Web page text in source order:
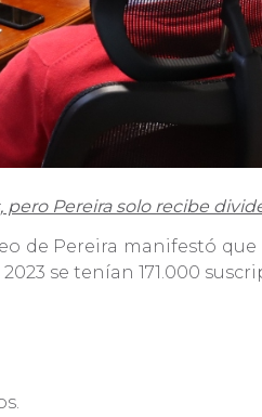
Pereira solo recibe
de Pereira manifestó
se tenían 171.000